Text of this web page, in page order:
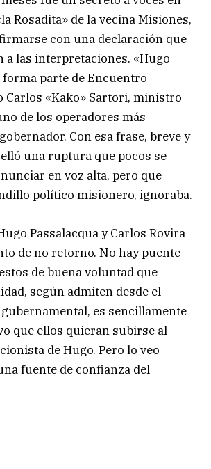
Rosadita» de la vecina Misiones,
con una declaración que
a las interpretaciones. «Hugo
forma parte de Encuentro
Carlos «Kako» Sartori, ministro
de los operadores más
Con esa frase, breve y
una ruptura que pocos se
en voz alta, pero que
político misionero, ignoraba.
Passalacqua y Carlos Rovira
de no retorno. No hay puente
de buena voluntad que
según admiten desde el
es sencillamente
que ellos quieran subirse al
de Hugo. Pero lo veo
fuente de confianza del